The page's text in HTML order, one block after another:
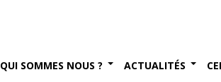
QUI SOMMES NOUS ? ACTUALITÉS